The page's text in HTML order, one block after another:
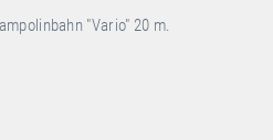
"Vario" 20 m.